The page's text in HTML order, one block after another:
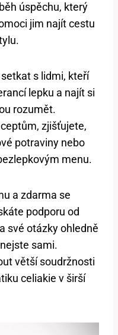
úspěchu, který
jim najít cestu
s lidmi, kteří
lepku a najít si
rozumět.
zjišťujete,
potraviny nebo
menu.
a zdarma se
podporu od
své otázky ohledně
sami.
větší soudržnosti
celiakie v širší